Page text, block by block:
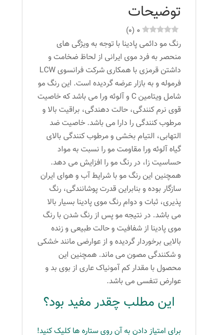
رنگ
انگوری
متوسط
عدد
توضیحات
0
(
0
)
رنگ مو دائمی پادینا با توجه به ویژگی های
منحصر به فرد موی ایرانی از لحاظ ضخامت و
داشتن قرمزی با همکاری شرکت فرانسوی LCW
فرموله و به بازار عرضه گردیده است. این رنگ مو
شامل ویتامین C و آلوئه ورا می باشد که خاصیت
قوی نرم کنندگی، حالت دهندگی، براقیت بالا و
مرطوب کنندگی را دارا می باشد. خاصیت ضد
التهابی، التیام بخشی و مرطوب کنندگی بالای
گیاه آلوئه ورا مقاومت مو را نسبت به مواد
حساسیت زا، در رنگ مو را افزایش می دهد.
همچنین این رنگ مو با شرایط آب و هوای ایران
سازگار بوده و بنابراین قدرت پوشانندگی، رنگ
پذیری، ثبات و دوام رنگ موی پادینا بسیار بالا
می باشد. در نتیجه مو پس از رنگ شدن با رنگ
موی پادینا از شفافیت و حالت طبیعی و زنده
بالایی برخوردار گردیده و از عوارضی مانند خشکی
و شکنندگی مصون می ماند. همچنین این
محصول با مقدار کم آمونیاک عاری از بوی بد و
عوارض تنفسی می باشد.
این مطلب چقدر مفید بود؟
برای امتیاز دادن به آن روی ستاره ها کلیک کنید!